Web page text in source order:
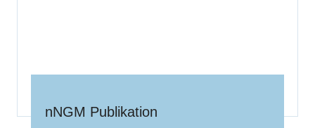
nNGM Publikation